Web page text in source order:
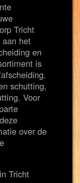
Tricht
het
en
is
schutting,
Voor
over de
Tricht